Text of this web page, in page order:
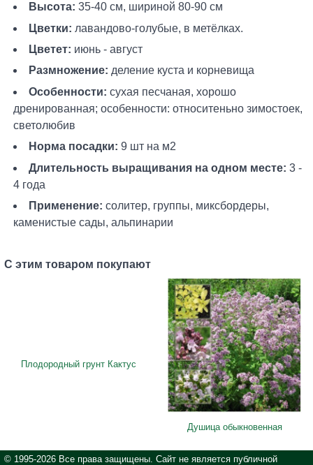
Высота: 35-40 см, шириной 80-90 см
Цветки: лавандово-голубые, в метёлках.
Цветет: июнь - август
Размножение: деление куста и корневища
Особенности:сухая песчаная, хорошо
дренированная; особенности: относитеньно зимостоек,
светолюбив
Норма посадки: 9 шт на м2
Длительность выращивания на одном месте:3 -
4 года
Применение:солитер, группы, миксбордеры,
каменистые сады, альпинарии
С этим товаром покупают
Плодородный грунт Кактус
Душица обыкновенная
© 1995-2026 Все права защищены. Сайт не является публичной